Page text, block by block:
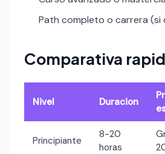
Path completo o carrera (si
Comparativa
Nivel Duracion
Principiante
8-20
horas